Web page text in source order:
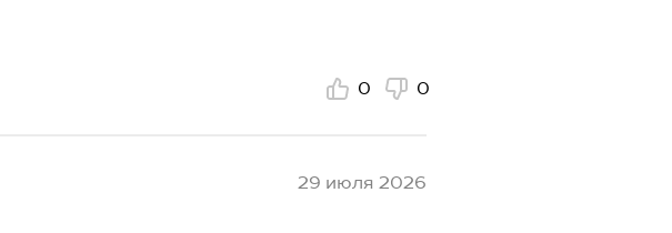
0 0
29 июля 2026